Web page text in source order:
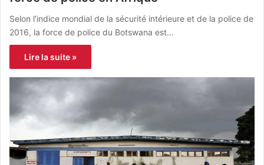
Selon l’indice mondial de la sécurité intérieure et de la police de
2016, la force de police du Botswana est…
Lire la suite »